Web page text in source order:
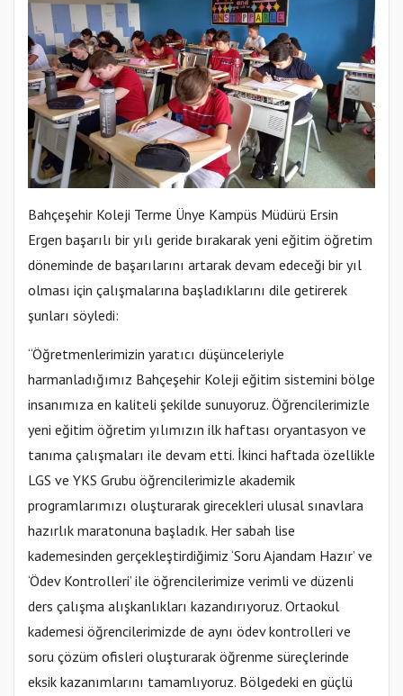
Bahçeşehir Koleji Terme Ünye Kampüs Müdürü Ersin
Ergen başarılı bir yılı geride bırakarak yeni eğitim öğretim
döneminde de başarılarını artarak devam edeceği bir yıl
olması için çalışmalarına başladıklarını dile getirerek
şunları söyledi:
“Öğretmenlerimizin yaratıcı düşünceleriyle
harmanladığımız Bahçeşehir Koleji eğitim sistemini bölge
insanımıza en kaliteli şekilde sunuyoruz. Öğrencilerimizle
yeni eğitim öğretim yılımızın ilk haftası oryantasyon ve
tanıma çalışmaları ile devam etti. İkinci haftada özellikle
LGS ve YKS Grubu öğrencilerimizle akademik
programlarımızı oluşturarak girecekleri ulusal sınavlara
hazırlık maratonuna başladık. Her sabah lise
kademesinden gerçekleştirdiğimiz ‘Soru Ajandam Hazır’ ve
‘Ödev Kontrolleri’ ile öğrencilerimize verimli ve düzenli
ders çalışma alışkanlıkları kazandırıyoruz. Ortaokul
kademesi öğrencilerimizde de aynı ödev kontrolleri ve
soru çözüm ofisleri oluşturarak öğrenme süreçlerinde
eksik kazanımlarını tamamlıyoruz. Bölgedeki en güçlü